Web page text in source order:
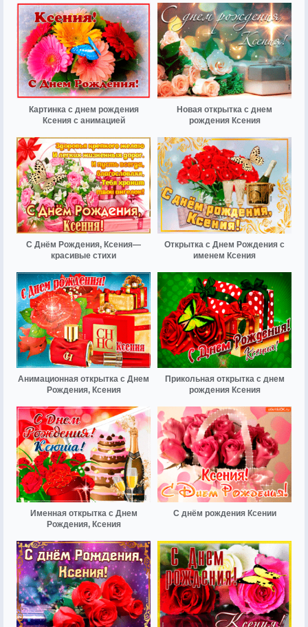
Картинка с днем рождения
Ксения с анимацией
Новая открытка с днем
рождения Ксения
С Днём Рождения, Ксения—
красивые стихи
Открытка с Днем Рождения с
именем Ксения
Анимационная открытка с Днем
Рождения, Ксения
Прикольная открытка с днем
рождения Ксения
Именная открытка с Днем
Рождения, Ксения
С днём рождения Ксении